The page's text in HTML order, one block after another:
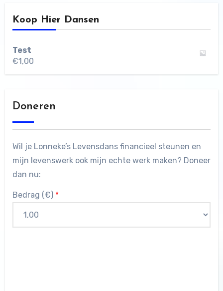
Koop Hier Dansen
Test
€1,00
Doneren
Wil je Lonneke’s Levensdans financieel steunen en
mijn levenswerk ook mijn echte werk maken? Doneer
dan nu:
Bedrag (€) *